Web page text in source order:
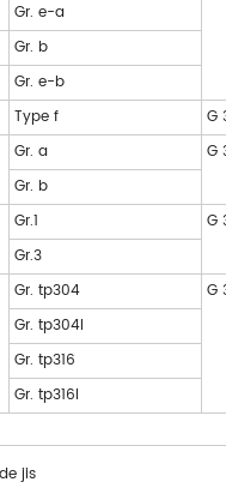
Gr. e-a
Gr. b
Gr. e-b
Type f G
Gr. a G
Gr. b
Gr.1 G
Gr.3
Gr. tp304 G
Gr. tp304l
Gr. tp316
Gr. tp316l
jis